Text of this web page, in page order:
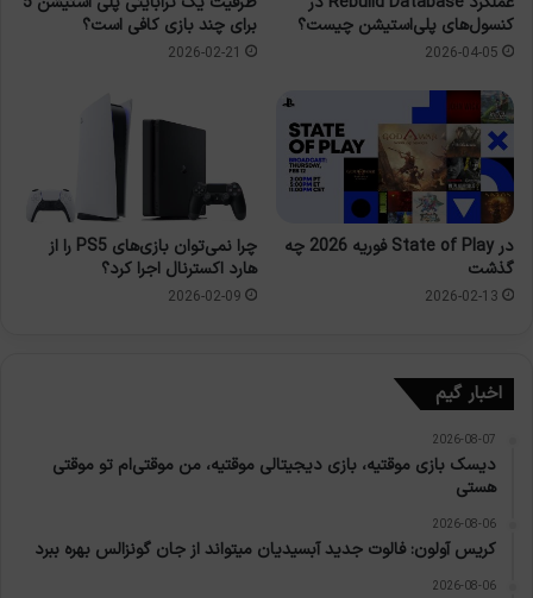
کنسول‌های پلی‌استیشن چیست؟
2026-04-05
برای چند بازی کافی است؟
2026-02-21
در State of Play فوریه 2026 چه
گذشت
2026-02-13
چرا نمی‌توان بازی‌های PS5 را از
هارد اکسترنال اجرا کرد؟
2026-02-09
اخبار گیم
2026-08-07
دیسک بازی موقتیه، بازی دیجیتالی موقتیه، من موقتی‌ام تو موقتی
هستی
2026-08-06
کریس آولون: فالوت جدید آبسیدیان میتواند از جان گونزالس بهره ببرد
2026-08-06